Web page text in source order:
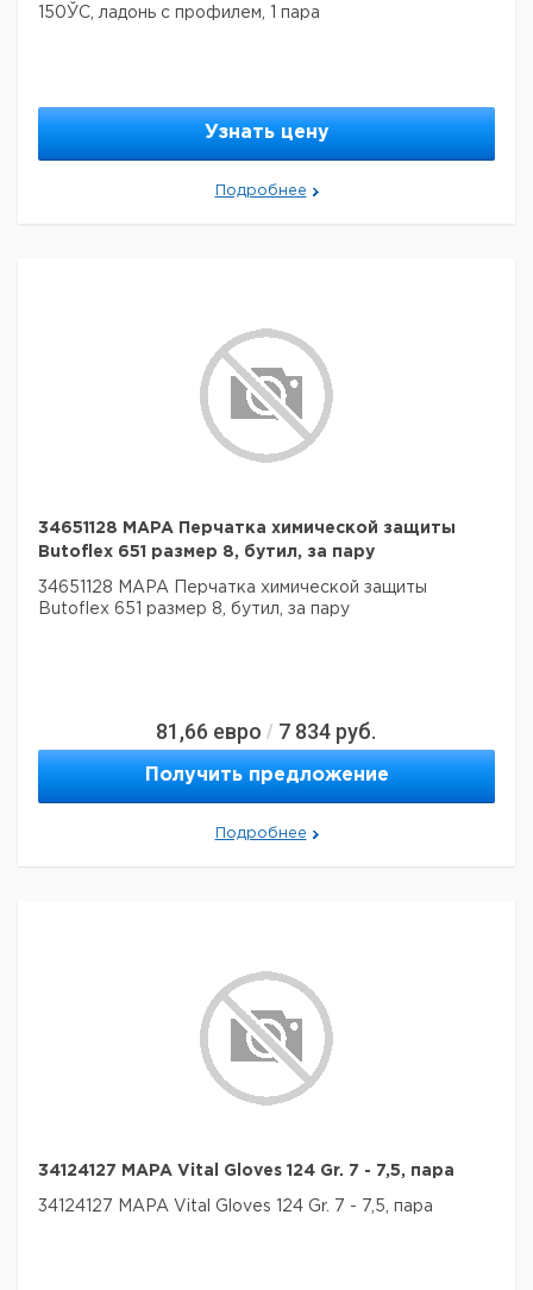
150ЎC, ладонь с профилем, 1 пара
Узнать цену
Подробнее
34651128 MAPA Перчатка химической защиты
Butoflex 651 размер 8, бутил, за пару
34651128 MAPA Перчатка химической защиты
Butoflex 651 размер 8, бутил, за пару
81,66 евро / 7 834 руб.
Получить предложение
Подробнее
34124127 MAPA Vital Gloves 124 Gr. 7 - 7,5, пара
34124127 MAPA Vital Gloves 124 Gr. 7 - 7,5, пара